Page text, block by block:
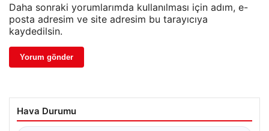
Daha sonraki yorumlarımda kullanılması için adım, e-
posta adresim ve site adresim bu tarayıcıya
kaydedilsin.
Hava Durumu